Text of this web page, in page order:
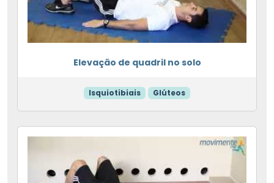
Elevação de quadril no solo
Isquiotibiais Glúteos